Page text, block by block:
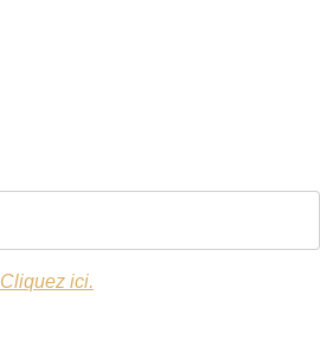
Cliquez ici.